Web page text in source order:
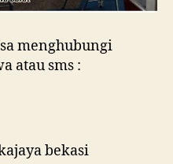
menghubungi
atau sms :
bekasi